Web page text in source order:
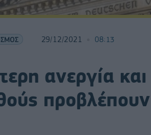
29/12/2021 08:13
ανεργία και
προβλέπουν